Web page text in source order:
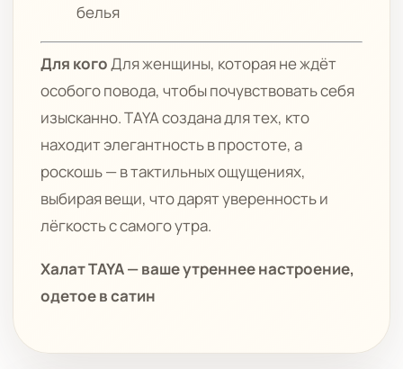
белья
Для когоДля женщины, которая не ждёт
особого повода, чтобы почувствовать себя
изысканно. TAYA создана для тех, кто
находит элегантность в простоте, а
роскошь — в тактильных ощущениях,
выбирая вещи, что дарят уверенность и
лёгкость с самого утра.
Халат TAYA — ваше утреннее настроение,
одетое в сатин